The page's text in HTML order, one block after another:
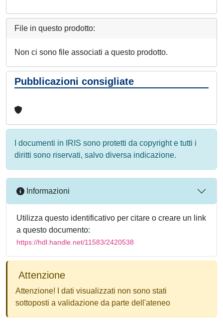
File in questo prodotto:
Non ci sono file associati a questo prodotto.
Pubblicazioni consigliate
I documenti in IRIS sono protetti da copyright e tutti i
diritti sono riservati, salvo diversa indicazione.
Informazioni
Utilizza questo identificativo per citare o creare un link
a questo documento:
https://hdl.handle.net/11583/2420538
Attenzione
Attenzione! I dati visualizzati non sono stati
sottoposti a validazione da parte dell'ateneo